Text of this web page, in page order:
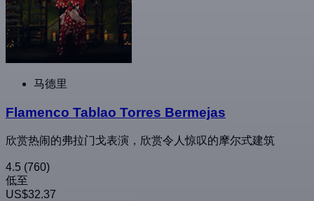
马德里
Flamenco Tablao Torres Bermejas
欣赏热闹的弗拉门戈表演，欣赏令人惊叹的摩尔式建筑
4.5 (760)
低至
US$32.37